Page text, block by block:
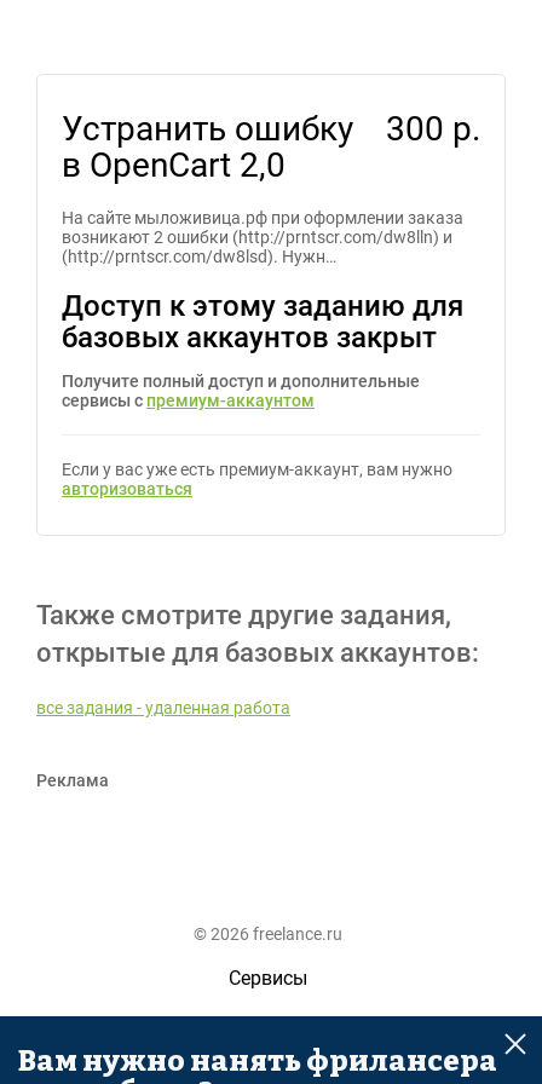
Устранить ошибку
в OpenCart 2,0
300 р.
На сайте мыложивица.рф при оформлении заказа
возникают 2 ошибки (http://prntscr.com/dw8lln) и
(http://prntscr.com/dw8lsd). Нужн…
Доступ к этому заданию для
базовых аккаунтов закрыт
Получите полный доступ и дополнительные
сервисы с премиум-аккаунтом
Если у вас уже есть премиум-аккаунт, вам нужно
авторизоваться
Также смотрите другие задания,
открытые для базовых аккаунтов:
все задания - удаленная работа
Реклама
© 2026 freelance.ru
Сервисы
Помощь
Поиск
Вам нужно нанять фрилансера